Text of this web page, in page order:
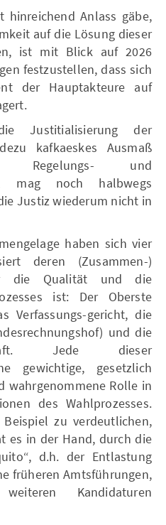
Anlass gäbe,
auf die Lösung dieser
ist mit Blick auf 2026
festzustellen, dass sich
der Hauptakteure auf
Justitialisierung der
kafkaeskes Ausmaß
Regelungs- und
mag noch halbwegs
Justiz wiederum nicht in
haben sich vier
deren (Zusammen-)
die Qualität und die
ist: Der Oberste
Verfassungs-gericht, die
und die
Jede dieser
gewichtige, gesetzlich
wahrgenommene Rolle in
des Wahlprozesses.
zu verdeutlichen,
es in der Hand, durch die
d.h. der Entlastung
früheren Amtsführungen,
Kandidaturen